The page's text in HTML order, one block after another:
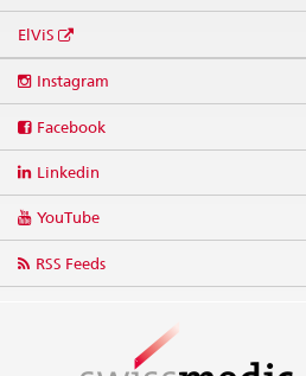
ElViS
media
Instagram
Facebook
Linkedin
YouTube
RSS Feeds